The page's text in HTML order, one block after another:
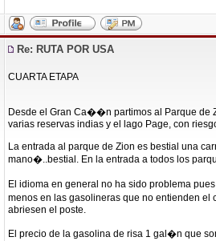
Re: RUTA POR USA
CUARTA ETAPA
Desde el Gran Ca��n partimos al Parque
varias reservas indias y el lago Page, con
La entrada al parque de Zion es bestial una
mano�..bestial. En la entrada a todos los
El idioma en general no ha sido problema
menos en las gasolineras que no entienden
abriesen el poste.
El precio de la gasolina de risa 1 gal�n que